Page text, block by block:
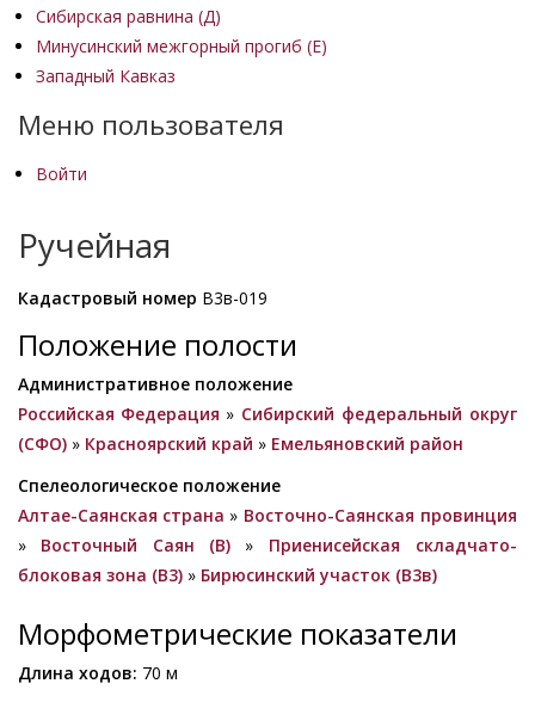
Сибирская равнина (Д)
Минусинский межгорный прогиб (Е)
Западный Кавказ
Меню пользователя
Войти
Ручейная
Кадастровый номер В3в-019
Положение полости
Административное положение
Российская Федерация » Сибирский федеральный округ
(СФО) » Красноярский край » Емельяновский район
Спелеологическое положение
Алтае-Саянская страна » Восточно-Саянская провинция
» Восточный Саян (B) » Приенисейская складчато-
блоковая зона (В3) » Бирюсинский участок (В3в)
Морфометрические показатели
Длина ходов: 70 м